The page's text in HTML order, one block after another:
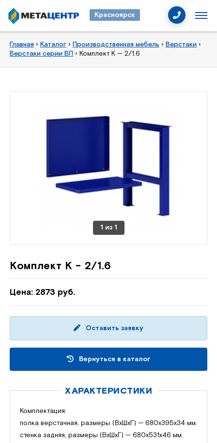
Красноярск
Главная › Каталог › Производственная мебель › Верстаки ›
Верстаки серии ВП › Комплект К — 2/1.6
1 из 1
Комплект К - 2/1.6
Цена: 2873 руб.
Оставить заявку
Вернуться в каталог
ХАРАКТЕРИСТИКИ
Комплектация:
полка верстачная, размеры (ВхШхГ) — 680х395х34 мм.
стенка задняя, размеры (ВхШхГ) — 680х531х46 мм.